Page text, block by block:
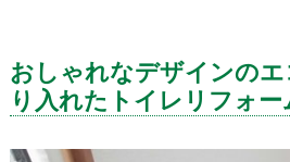
おしゃれなデザインの
り入れたトイレリフォー